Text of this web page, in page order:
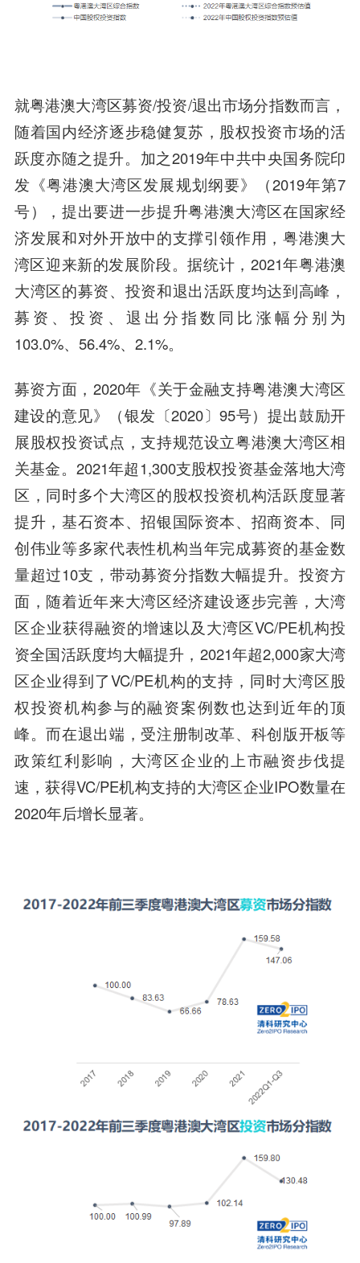
就粤港澳大湾区募资/投资/退出市场分指数而言，
随着国内经济逐步稳健复苏，股权投资市场的活
跃度亦随之提升。加之2019年中共中央国务院印
发《粤港澳大湾区发展规划纲要》（2019年第7
号），提出要进一步提升粤港澳大湾区在国家经
济发展和对外开放中的支撑引领作用，粤港澳大
湾区迎来新的发展阶段。据统计，2021年粤港澳
大湾区的募资、投资和退出活跃度均达到高峰，
募资、投资、退出分指数同比涨幅分别为
103.0%、56.4%、2.1%。
募资方面，2020年《关于金融支持粤港澳大湾区
建设的意见》（银发〔2020〕95号）提出鼓励开
展股权投资试点，支持规范设立粤港澳大湾区相
关基金。2021年超1,300支股权投资基金落地大湾
区，同时多个大湾区的股权投资机构活跃度显著
提升，基石资本、招银国际资本、招商资本、同
创伟业等多家代表性机构当年完成募资的基金数
量超过10支，带动募资分指数大幅提升。投资方
面，随着近年来大湾区经济建设逐步完善，大湾
区企业获得融资的增速以及大湾区VC/PE机构投
资全国活跃度均大幅提升，2021年超2,000家大湾
区企业得到了VC/PE机构的支持，同时大湾区股
权投资机构参与的融资案例数也达到近年的顶
峰。而在退出端，受注册制改革、科创版开板等
政策红利影响，大湾区企业的上市融资步伐提
速，获得VC/PE机构支持的大湾区企业IPO数量在
2020年后增长显著。